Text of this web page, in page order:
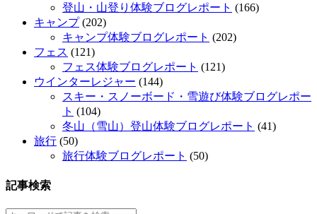
登山・山登り体験ブログレポート (166)
キャンプ(202)
キャンプ体験ブログレポート (202)
フェス (121)
フェス体験ブログレポート (121)
ウインターレジャー (144)
スキー・スノーボード・雪遊び体験ブログレポー
ト (104)
冬山（雪山）登山体験ブログレポート (41)
旅行 (50)
旅行体験ブログレポート (50)
記事検索